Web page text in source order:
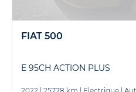
FIAT 500
E 95CH ACTION PLUS
2022 | 25778 km | Electrique |